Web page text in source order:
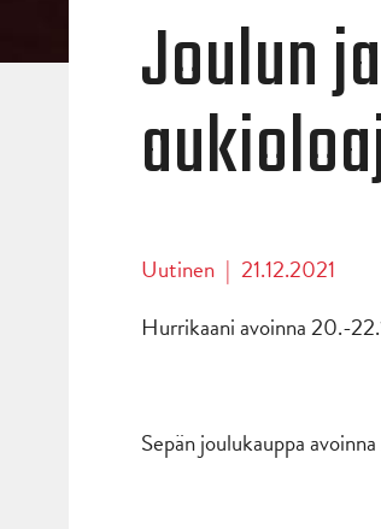
Joulun
Uutinen | 21.12.2021
Hurrikaani avoinna 20.-
Sepän joulukauppa